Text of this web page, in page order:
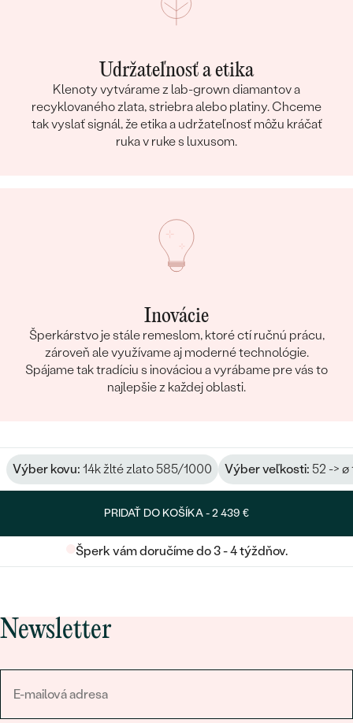
Udržateľnosť a etika
Klenoty vytvárame z lab-grown diamantov a
recyklovaného zlata, striebra alebo platiny. Chceme
tak vyslať signál, že etika a udržateľnosť môžu kráčať
ruka v ruke s luxusom.
Inovácie
Šperkárstvo je stále remeslom, ktoré ctí ručnú prácu,
zároveň ale využívame aj moderné technológie.
Spájame tak tradíciu s inováciou a vyrábame pre vás to
najlepšie z každej oblasti.
Výber kovu: 14k žlté zlato 585/1000 Výber veľkosti: 52 -> ø
PRIDAŤ DO KOŠÍKA -2 439 €
Šperk vám doručíme do 3 - 4 týždňov.
Newsletter